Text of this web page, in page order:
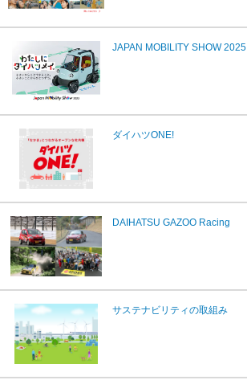
JAPAN MOBILITY SHOW 2025
ダイハツONE!
DAIHATSU GAZOO Racing
サステナビリティの取組み